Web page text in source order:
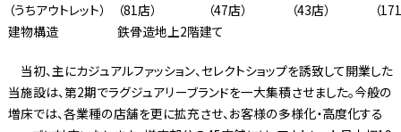
（うちアウトレット）
（81店）
（47店）
（43店）
（
建物構造
鉄骨造地上2階建て
当初、主にカジュアルファッション、セレクトショップを誘致して開業した
当施設は、第2期でラグジュアリーブランドを一大集積させました。今般の
増床では、各業種の店舗を更に拡充させ、お客様の多様化・高度化する